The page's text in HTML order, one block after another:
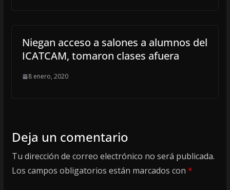
Niegan acceso a salones a alumnos del
ICATCAM, tomaron clases afuera
8 enero, 2020
Deja un comentario
Tu dirección de correo electrónico no será publicada.
Los campos obligatorios están marcados con *